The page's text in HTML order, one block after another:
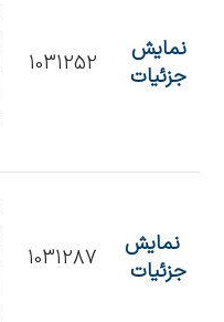
نمایش
جزئیات
1031252
نمایش
جزئیات
1031287